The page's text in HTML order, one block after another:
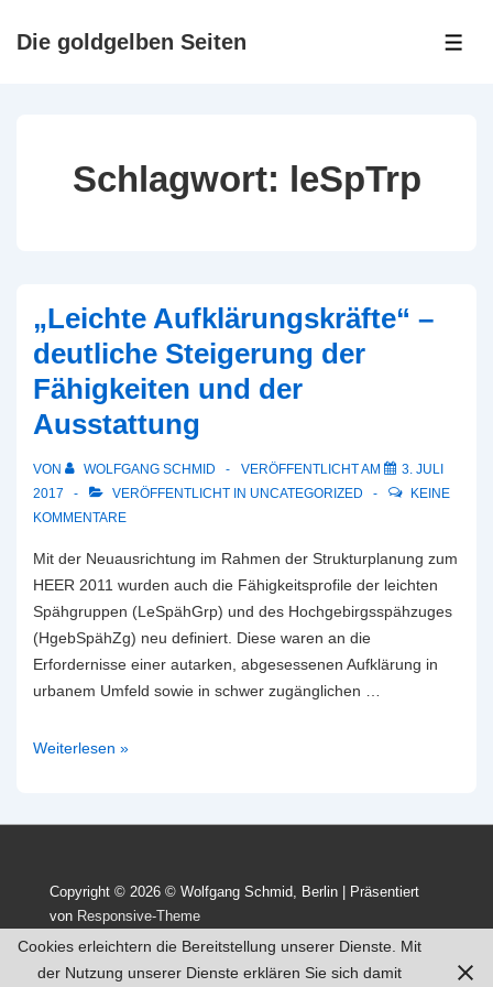
ZumDie goldgelben Seiten
Schlagwort: leSpTrp
„Leichte Aufklärungskräfte“ –
deutliche Steigerung der
Fähigkeiten und der
Ausstattung
VON WOLFGANG SCHMID VERÖFFENTLICHT AM
3. JULI
2017
VERÖFFENTLICHT IN UNCATEGORIZED
KEINE
KOMMENTARE
Mit der Neuausrichtung im Rahmen der Strukturplanung zum
HEER 2011 wurden auch die Fähigkeitsprofile der leichten
Spähgruppen (LeSpähGrp) und des Hochgebirgsspähzuges
(HgebSpähZg) neu definiert. Diese waren an die
Erfordernisse einer autarken, abgesessenen Aufklärung in
urbanem Umfeld sowie in schwer zugänglichen …
„Leichte
deutliche
Fähigkeiten
und
Weiterlesen »
Copyright © 2026 © Wolfgang Schmid, Berlin
| Präsentiert
von Responsive-Theme
Cookies erleichtern die Bereitstellung unserer Dienste. Mit
der Nutzung unserer Dienste erklären Sie sich damit